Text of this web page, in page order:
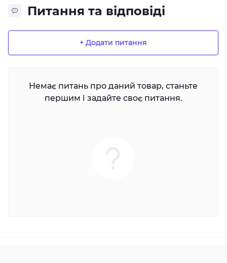
Питання та відповіді
+ Додати питання
Немає питань про даний товар, станьте
першим і задайте своє питання.